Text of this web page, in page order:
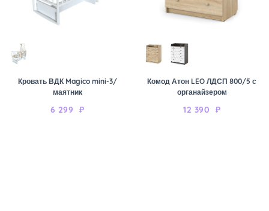
Кровать ВДК Magico mini-3/
маятник
6 299 ₽
Комод Атон LEO ЛДСП 800/5 с
органайзером
12 390 ₽